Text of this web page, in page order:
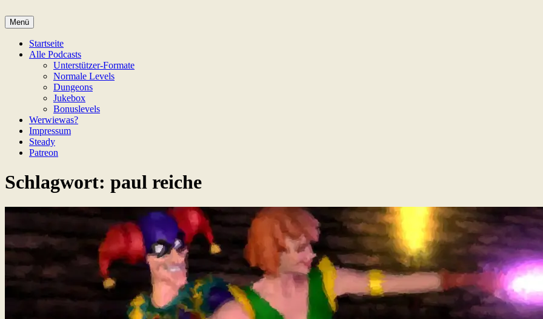
Inhalt
springen
Game Not Over
Menü
Startseite
Alle Podcasts
Unterstützer-Formate
Normale Levels
Dungeons
Jukebox
Bonuslevels
Werwiewas?
Impressum
Steady
Patreon
Schlagwort: paul reiche